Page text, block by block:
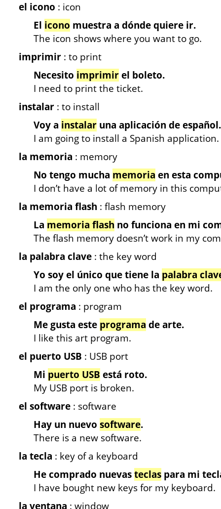
el icono : icon
El icono muestra a dónde quiere ir.
The icon shows where you want to go.
imprimir : to print
Necesito imprimirel boleto.
I need to print the ticket.
instalar : to install
Voy a instalar una aplicación de español.
I am going to install a Spanish application.
la memoria : memory
No tengo mucha memoria en esta
I don’t have a lot of memory in this
la memoria flash : flash memory
La memoria flash no funciona en mi
The flash memory doesn’t work in my
la palabra clave : the key word
Yo soy el único que tiene la palabra
I am the only one who has the key word.
el programa : program
Me gusta este programa de arte.
I like this art program.
el puerto USB : USB port
Mi puerto USB está roto.
My USB port is broken.
el software : software
Hay un nuevo software.
There is a new software.
la tecla : key of a keyboard
He comprado nuevasteclas para mi
I have bought new keys for my keyboard.
la ventana : window